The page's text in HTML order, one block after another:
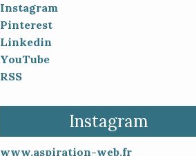
Instagram
Pinterest
Linkedin
YouTube
RSS
Instagram
www.aspiration-web.fr